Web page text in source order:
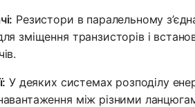
Резистори в паралельному
зміщення транзисторів і
У деяких системах розподілу
між різними